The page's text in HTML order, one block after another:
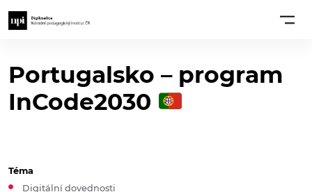
Portugalsko – program
InCode2030
Téma
Digitální dovednosti